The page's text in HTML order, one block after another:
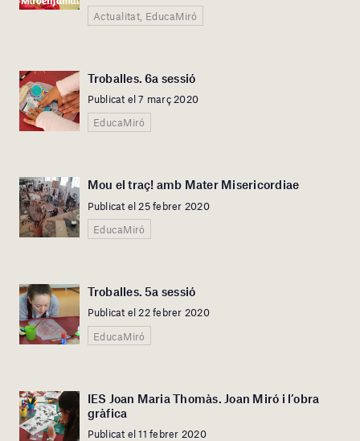
Actualitat, EducaMiró
Troballes. 6a sessió
Publicat el 7 març 2020
EducaMiró
Mou el traç! amb Mater Misericordiae
Publicat el 25 febrer 2020
EducaMiró
Troballes. 5a sessió
Publicat el 22 febrer 2020
EducaMiró
IES Joan Maria Thomàs. Joan Miró i l’obra
gràfica
Publicat el 11 febrer 2020